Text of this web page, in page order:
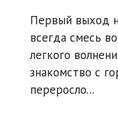
шагов
Первый выход
всегда смесь
легкого
знакомство с
переросло...